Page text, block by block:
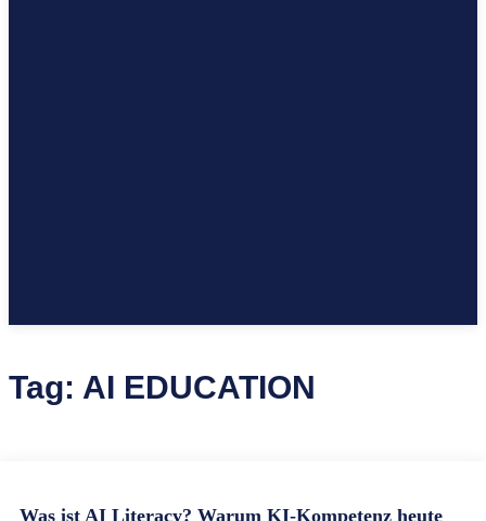
Tag: AI EDUCATION
Was ist AI Literacy? Warum KI-Kompetenz heute